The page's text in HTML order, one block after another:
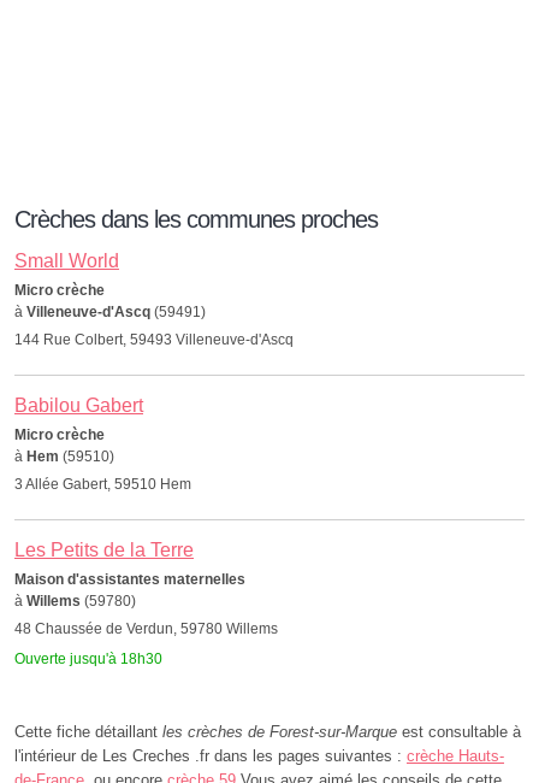
Crèches dans les communes proches
Small World
Micro crèche
à Villeneuve-d'Ascq (59491)
144 Rue Colbert, 59493 Villeneuve-d'Ascq
Babilou Gabert
Micro crèche
à Hem (59510)
3 Allée Gabert, 59510 Hem
Les Petits de la Terre
Maison d'assistantes maternelles
à Willems (59780)
48 Chaussée de Verdun, 59780 Willems
Ouverte jusqu'à 18h30
Cette fiche détaillant les crèches de Forest-sur-Marque est consultable à
l'intérieur de Les Creches .fr dans les pages suivantes : crèche Hauts-